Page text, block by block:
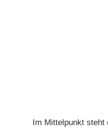
Im Mittelpunkt steht